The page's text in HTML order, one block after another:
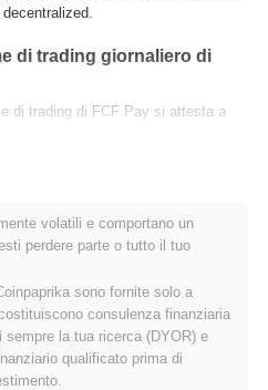
di trading giornaliero di
di trading di FCF Pay si attesta a
di prezzo di FCF Pay?
FCF Pay rispetto al
volatili e comportano un
perdere parte o tutto il tuo
sono fornite solo a
consulenza finanziaria
la tua ricerca (DYOR) e
qualificato prima di